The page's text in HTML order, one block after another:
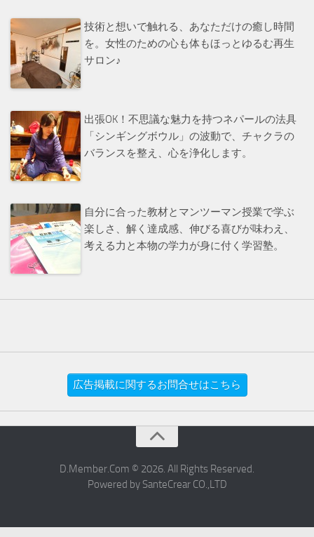
技術と想いで触れる、あなただけの癒し時間
を。女性のための心も体もほっとゆるむ再生
サロン♪
出張OK！不思議な魅力を持つネパールの法具
「シンギングボウル」の波動で、チャクラの
バランスを整え、心を浄化します。
自分に合った教材とマンツーマン授業で学ぶ
楽しさ、解く達成感、伸びる喜びが味わえ、
考える力と本物の学力が身に付く学習塾。
広告掲載に関するお問合せはこちら
D.Member.Com © 2026. All Rights Reserved.
Powered by SanteCrear CO.,LTD